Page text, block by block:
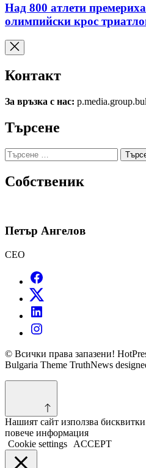
Над 800 атлети
олимпийски крос
Контакт
За връзка с нас:
Търсене
Търсене
за:
Собственик
Петър Ангелов
CEO
© Всички права запазени!
Bulgaria Theme TruthNews
Нашият сайт използва
повече информация
Cookie settings
ACCEPT